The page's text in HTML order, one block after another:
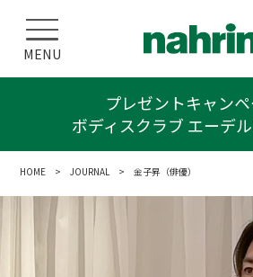
MENU
エーデルワイスシリーズ
クリアポーチプレ
HOME >JOURNAL> 金子昇（俳優）